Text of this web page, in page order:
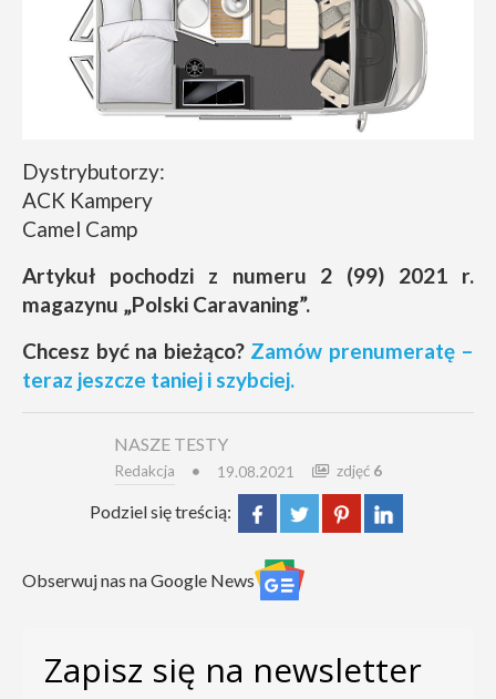
Dystrybutorzy:
ACK Kampery
Camel Camp
Artykuł pochodzi z numeru 2 (99) 2021 r.
magazynu „Polski Caravaning”.
Chcesz być na bieżąco? Zamów prenumeratę –
teraz jeszcze taniej i szybciej.
NASZE TESTY
Redakcja 19.08.2021 zdjęć 6
Podziel się treścią:
Obserwuj nas na Google News
Zapisz się na newsletter